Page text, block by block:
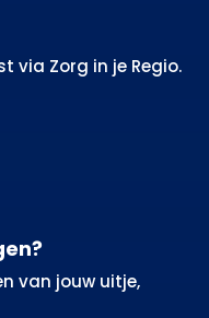
via Zorg in je Regio.
van jouw uitje,